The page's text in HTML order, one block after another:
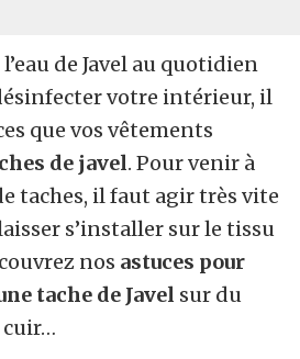
de Javel au quotidien
votre intérieur, il
que vos vêtements
de javel. Pour venir à
taches, il faut agir très vite
s’installer sur le tissu
nos astuces pour
tache de Javel sur du
cuir…